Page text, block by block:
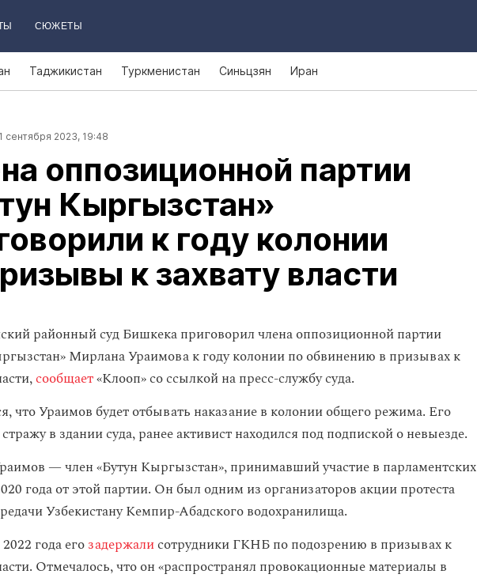
СЮЖЕТЫ
Таджикистан Туркменистан Синьцзян Иран
сентября 2023, 19:48
оппозиционной партии
Кыргызстан»
к году колонии
к захвату власти
районный суд Бишкека приговорил члена оппозиционной партии
Мирлана Ураимова к году колонии по обвинению в призывах к
сообщает«Клооп» со ссылкой на пресс-службу суда.
что Ураимов будет отбывать наказание в колонии общего режима. Его
в здании суда, ранее активист находился под подпиской о невыезде.
— член «Бутун Кыргызстан», принимавший участие в парламентских
года от этой партии. Он был одним из организаторов акции протеста
Узбекистану Кемпир-Абадского водохранилища.
года егозадержалисотрудники ГКНБ по подозрению в призывах к
Отмечалось, что он «распространял провокационные материалы в